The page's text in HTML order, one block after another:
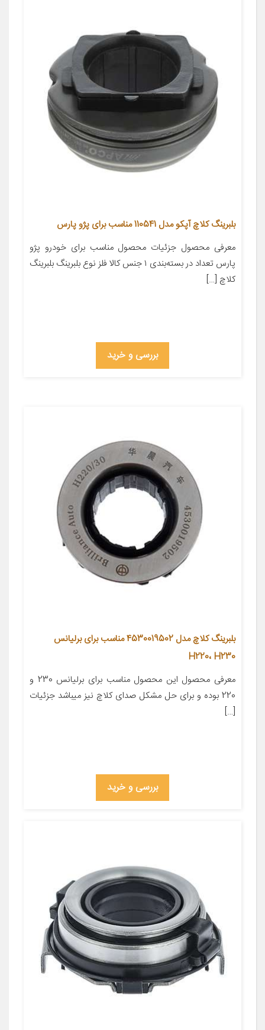
بلبرینگ کلاچ آپکو مدل 110541 مناسب برای پژو پارس
معرفی محصول جزئیات محصول مناسب برای خودرو پژو
پارس تعداد در بسته‌بندی ۱ جنس کالا فلز نوع بلبرینگ بلبرینگ
کلاچ […]
بررسی و خرید
بلبرینگ کلاچ مدل 4530019502 مناسب برای برلیانس
H220، H230
معرفی محصول این محصول مناسب برای برلیانس 230 و
220 بوده و برای حل مشکل صدای کلاچ نیز میباشد جزئیات
[…]
بررسی و خرید